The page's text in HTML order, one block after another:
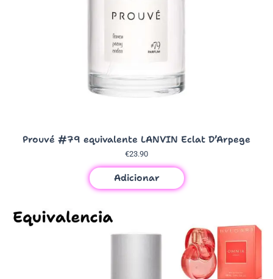
Prouvé #79 equivalente LANVIN Eclat D’Arpege
€23.90
Adicionar